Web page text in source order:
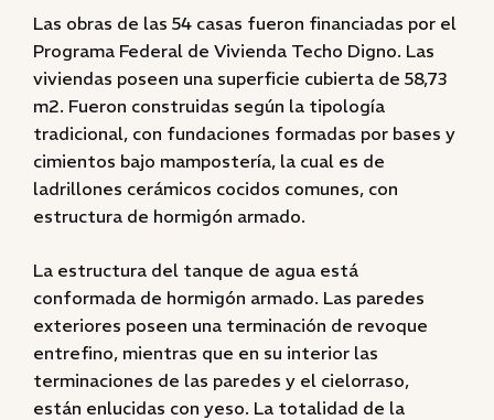
Las obras de las 54 casas fueron financiadas por el
Programa Federal de Vivienda Techo Digno. Las
viviendas poseen una superficie cubierta de 58,73
m2. Fueron construidas según la tipología
tradicional, con fundaciones formadas por bases y
cimientos bajo mampostería, la cual es de
ladrillones cerámicos cocidos comunes, con
estructura de hormigón armado.
La estructura del tanque de agua está
conformada de hormigón armado. Las paredes
exteriores poseen una terminación de revoque
entrefino, mientras que en su interior las
terminaciones de las paredes y el cielorraso,
están enlucidas con yeso. La totalidad de la